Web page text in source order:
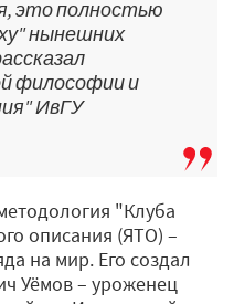
это полностью
нынешних
философии и
ИвГУ
"Клуба
описания (ЯТО) –
на мир. Его создал
Уёмов – уроженец